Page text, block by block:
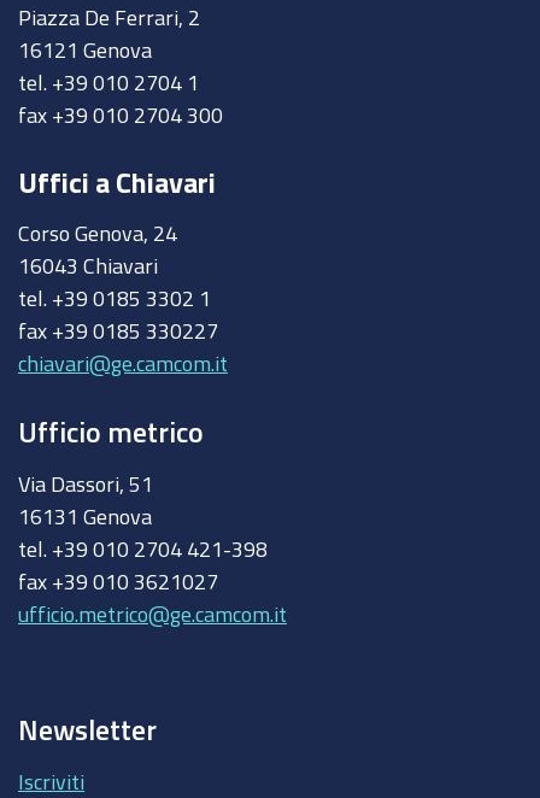
Piazza De Ferrari, 2
16121 Genova
tel. +39 010 2704 1
fax +39 010 2704 300
Uffici a Chiavari
Corso Genova, 24
16043 Chiavari
tel. +39 0185 3302 1
fax +39 0185 330227
chiavari@ge.camcom.it
Ufficio metrico
Via Dassori, 51
16131 Genova
tel. +39 010 2704 421-398
fax +39 010 3621027
ufficio.metrico@ge.camcom.it
Newsletter
Iscriviti